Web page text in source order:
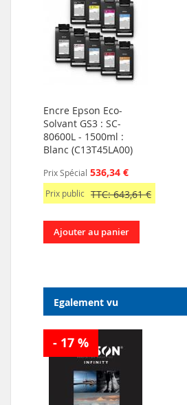
Encre Epson Eco-
Solvant GS3 : SC-
80600L - 1500ml :
Blanc (C13T45LA00)
Prix Spécial 536,34 €
Prix public TTC: 643,61 €
Ajouter au panier
Egalement vu
- 17 %